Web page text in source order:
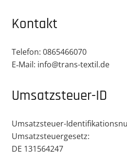
Kontakt
Telefon: 0865466070
E‑Mail: info@trans-textil.de
Umsat­z­­steuer-ID
Umsat­z­­steuer-
Umsatzsteuergesetz:
DE 131564247